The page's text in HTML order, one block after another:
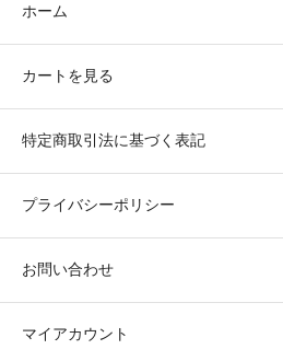
ホーム
カートを見る
特定商取引法に基づく表記
プライバシーポリシー
お問い合わせ
マイアカウント